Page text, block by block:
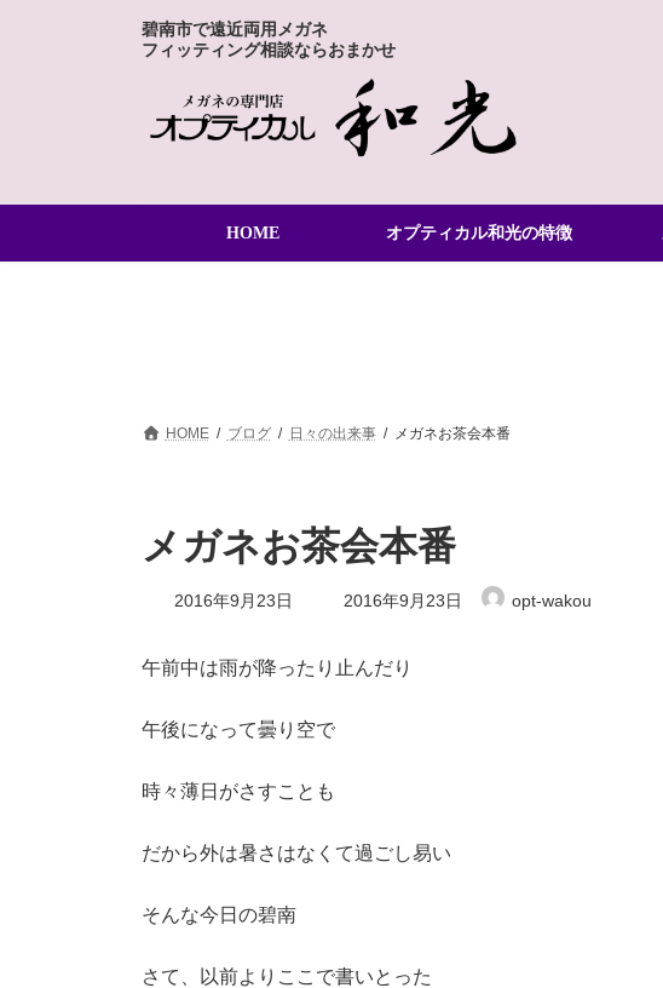
碧南市で遠近両用メガネ
フィッティング相談ならおまかせ
HOME オプティカル和光の特徴
HOME ブログ 日々の出来事 メガネお茶会本番
メガネお茶会本番
2016年9月23日
最
終
新
日
2016年9月23日 opt-wakou
午前中は雨が降ったり止んだり
午後になって曇り空で
時々薄日がさすことも
だから外は暑さはなくて過ごし易い
そんな今日の碧南
さて、以前よりここで書いとった